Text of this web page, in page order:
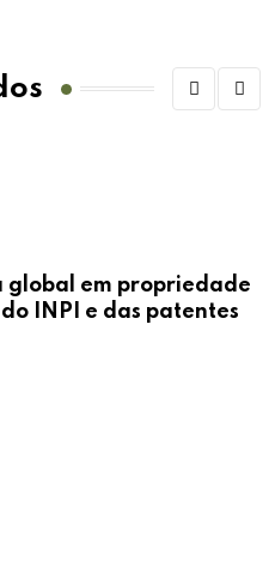
global em propriedade
INPI e das patentes